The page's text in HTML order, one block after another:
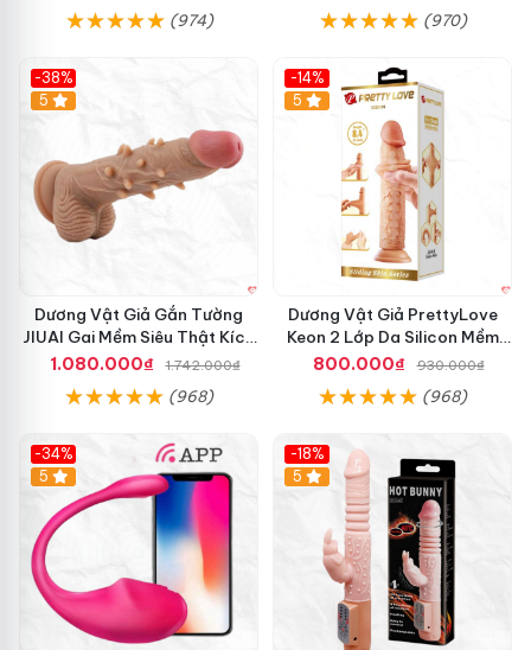
(974) (970)
-38%
5
Dương Vật Giả Gắn Tường
JIUAI Gai Mềm Siêu Thật Kích
Thích Cực Đỉnh
1.080.000₫ 1.742.000₫
(968)
-14%
5
Dương Vật Giả PrettyLove
Keon 2 Lớp Da Silicon Mềm
Mịn
800.000₫ 930.000₫
(968)
-34%
5
-18%
Hot
5